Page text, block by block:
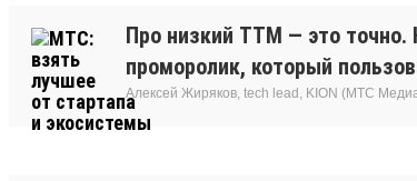
Про низкий TTM — это
проморолик, который
Алексей Жиряков, tech lead, KION (МТС